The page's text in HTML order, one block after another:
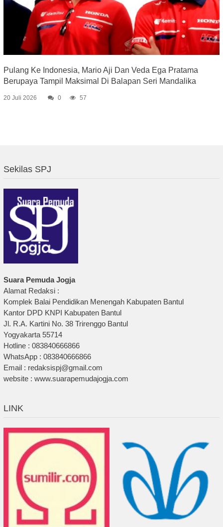
Pulang Ke Indonesia, Mario Aji Dan Veda Ega Pratama
Berupaya Tampil Maksimal Di Balapan Seri Mandalika
20 Juli 2026 0 57
Sekilas SPJ
Suara Pemuda Jogja
Alamat Redaksi :
Komplek Balai Pendidikan Menengah Kabupaten Bantul
Kantor DPD KNPI Kabupaten Bantul
Jl. R.A. Kartini No. 38 Trirenggo Bantul
Yogyakarta 55714
Hotline : 083840666866
WhatsApp : 083840666866
Email : redaksispj@gmail.com
website : www.suarapemudajogja.com
LINK